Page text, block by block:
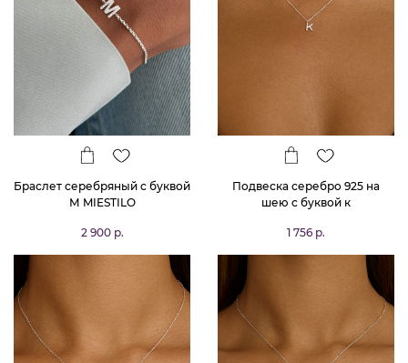
Браслет серебряный с буквой
М MIESTILO
2 900 р.
Подвеска серебро 925 на
шею с буквой к
1 756 р.